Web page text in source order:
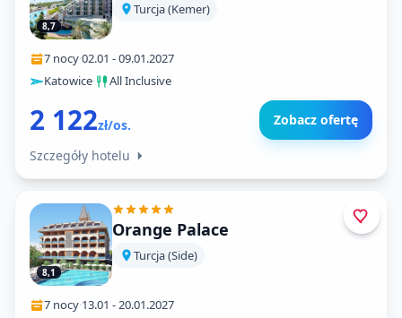
8,7
Turcja (Kemer)
7 nocy·02.01 -09.01.2027
Katowice· All Inclusive
2 122zł/os. Zobacz ofertę
Szczegóły hotelu
8,1
Orange Palace
Turcja (Side)
7 nocy·13.01 -20.01.2027